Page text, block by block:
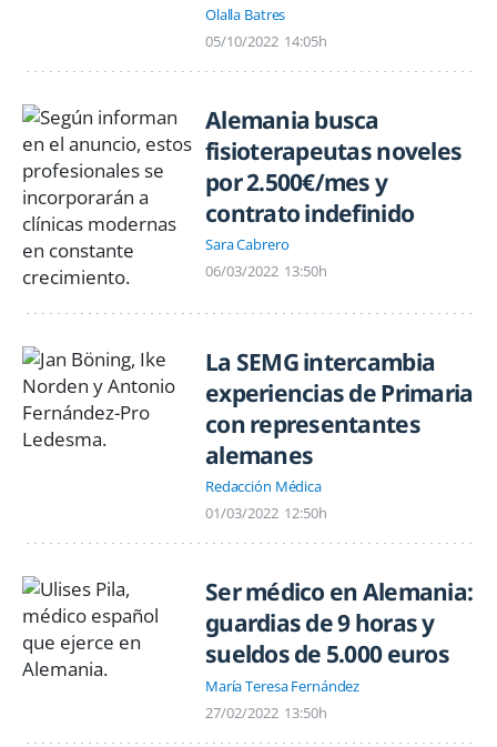
Olalla Batres
05/10/2022 14:05h
Alemania busca
fisioterapeutas noveles
por 2.500€/mes y
contrato indefinido
Sara Cabrero
06/03/2022 13:50h
La SEMG intercambia
experiencias de Primaria
con representantes
alemanes
Redacción Médica
01/03/2022 12:50h
Ser médico en Alemania:
guardias de 9 horas y
sueldos de 5.000 euros
María Teresa Fernández
27/02/2022 13:50h